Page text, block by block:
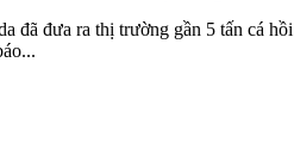
đã đưa ra thị trường gần 5 tấn cá hồi